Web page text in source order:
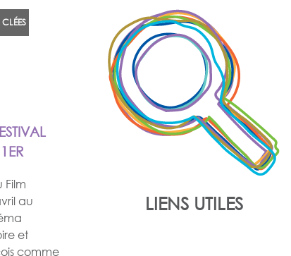
Film
au
et
comme
LIENS UTILES